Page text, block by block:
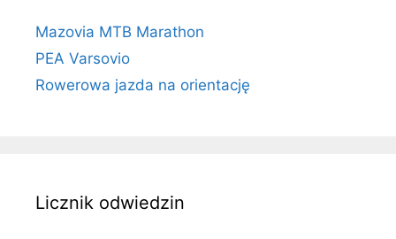
Mazovia MTB Marathon
PEA Varsovio
Rowerowa jazda na orientację
Licznik odwiedzin